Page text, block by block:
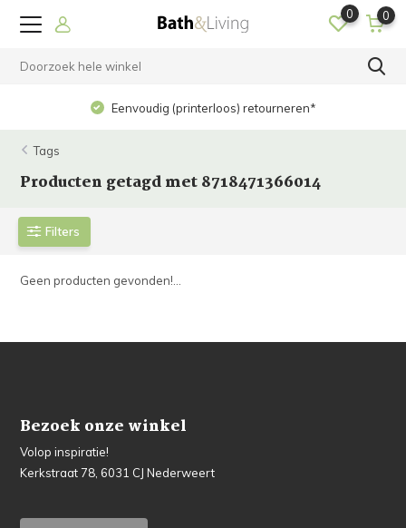
0 0
Eenvoudig (printerloos) retourneren*
Tags
Producten getagd met 8718471366014
Filters
Geen producten gevonden!...
Bezoek onze winkel
Volop inspiratie!
Kerkstraat 78, 6031 CJ Nederweert